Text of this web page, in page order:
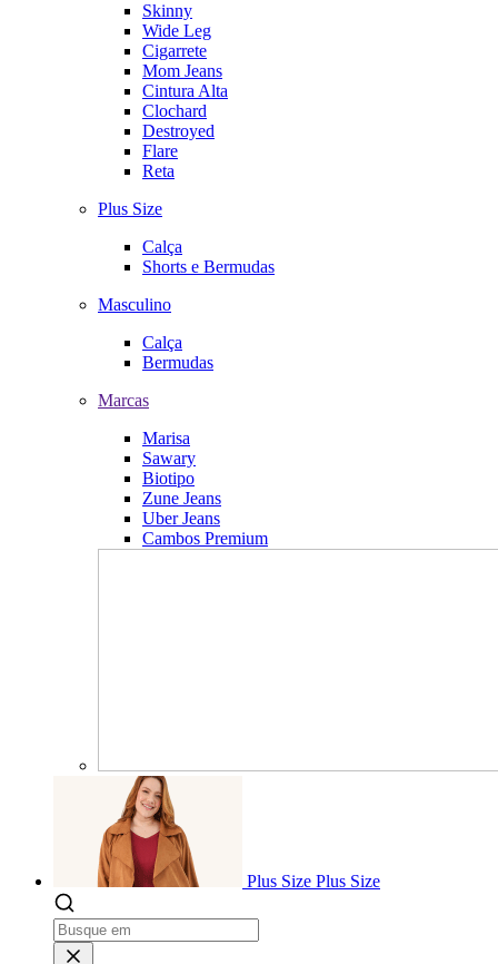
Skinny
Wide Leg
Cigarrete
Mom Jeans
Cintura Alta
Clochard
Destroyed
Flare
Reta
Plus Size
Calça
Shorts e Bermudas
Masculino
Calça
Bermudas
Marcas
Marisa
Sawary
Biotipo
Zune Jeans
Uber Jeans
Cambos Premium
Plus Size Plus Size